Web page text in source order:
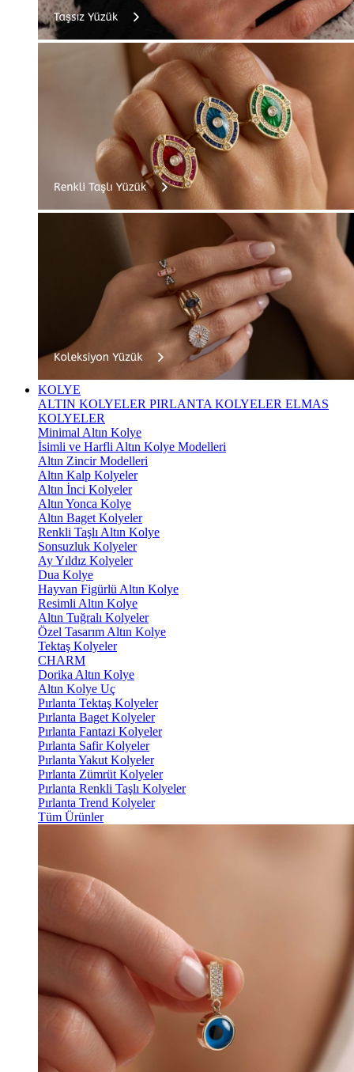
KOLYE
ALTIN KOLYELER PIRLANTA KOLYELER ELMAS
KOLYELER
Minimal Altın Kolye
İsimli ve Harfli Altın Kolye Modelleri
Altın Zincir Modelleri
Altın Kalp Kolyeler
Altın İnci Kolyeler
Altın Yonca Kolye
Altın Baget Kolyeler
Renkli Taşlı Altın Kolye
Sonsuzluk Kolyeler
Ay Yıldız Kolyeler
Dua Kolye
Hayvan Figürlü Altın Kolye
Resimli Altın Kolye
Altın Tuğralı Kolyeler
Özel Tasarım Altın Kolye
Tektaş Kolyeler
CHARM
Dorika Altın Kolye
Altın Kolye Uç
Pırlanta Tektaş Kolyeler
Pırlanta Baget Kolyeler
Pırlanta Fantazi Kolyeler
Pırlanta Safir Kolyeler
Pırlanta Yakut Kolyeler
Pırlanta Zümrüt Kolyeler
Pırlanta Renkli Taşlı Kolyeler
Pırlanta Trend Kolyeler
Tüm Ürünler